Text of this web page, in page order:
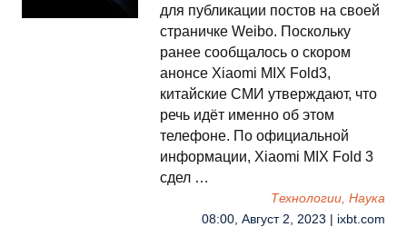
для публикации постов на своей
страничке Weibo. Поскольку
ранее сообщалось о скором
анонсе Xiaomi MIX Fold3,
китайские СМИ утверждают, что
речь идёт именно об этом
телефоне. По официальной
информации, Xiaomi MIX Fold 3
сдел …
Технологии, Наука
08:00, Август 2, 2023 | ixbt.com